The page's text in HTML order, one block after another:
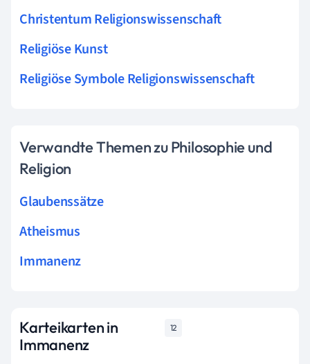
Christentum Religionswissenschaft
Religiöse Kunst
Religiöse Symbole Religionswissenschaft
Verwandte Themen zu Philosophie und
Religion
Glaubenssätze
Atheismus
Immanenz
Karteikarten in
Immanenz
12